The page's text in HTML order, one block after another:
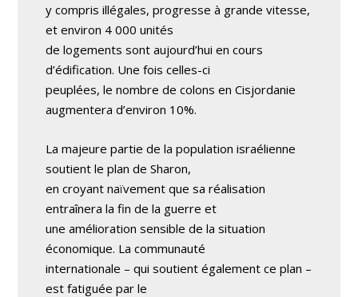
y compris illégales, progresse à grande vitesse,
et environ 4 000 unités
de logements sont aujourd’hui en cours
d’édification. Une fois celles-ci
peuplées, le nombre de colons en Cisjordanie
augmentera d’environ 10%.
La majeure partie de la population israélienne
soutient le plan de Sharon,
en croyant naïvement que sa réalisation
entraînera la fin de la guerre et
une amélioration sensible de la situation
économique. La communauté
internationale – qui soutient également ce plan –
est fatiguée par le